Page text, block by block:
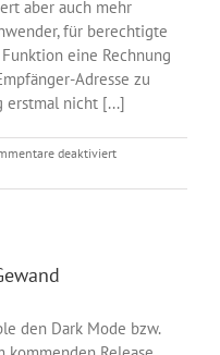
aber auch mehr
für berechtigte
eine Rechnung
Adresse zu
erstmal nicht [...]
deaktiviertfür
mailen
den Dark Mode bzw.